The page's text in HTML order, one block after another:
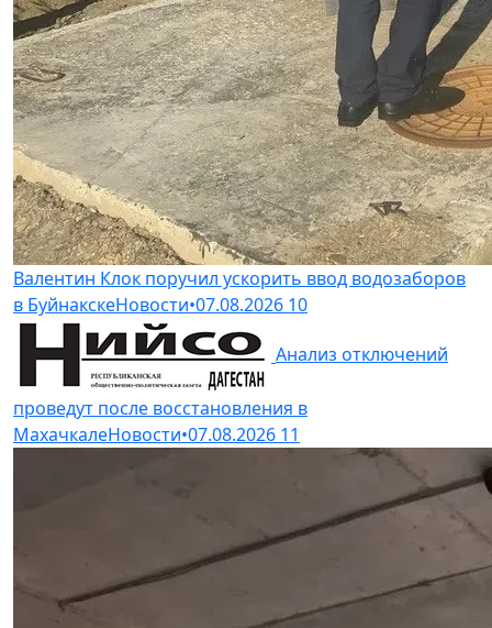
Валентин Клок поручил ускорить ввод водозаборов
в БуйнакскеНовости•07.08.2026 10
Анализ отключений
проведут после восстановления в
МахачкалеНовости•07.08.2026 11